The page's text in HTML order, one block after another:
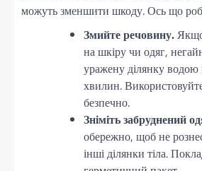
можуть зменшити шкоду. Ось що
Змийте речовину.
на шкіру чи одяг,
уражену ділянку
хвилин.
безпечно.
Зніміть забруднений
обережно, щоб не
інші ділянки тіла.